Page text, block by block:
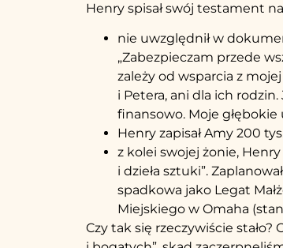
Henry spisał swój testament
nie uwzględnił w
„Zabezpieczam przede
zależy od wsparcia z
i Petera, ani dla ich
finansowo. Moje
Henry zapisał Amy 200
z kolei swojej żonie,
i dzieła sztuki”.
spadkowa jako Legat
Miejskiego w Omaha
Czy tak się rzeczywiście